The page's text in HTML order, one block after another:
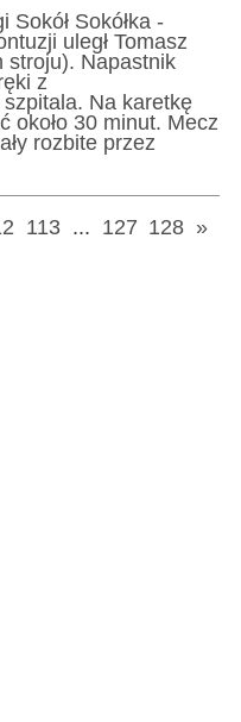
Sokółka -
uległ Tomasz
stroju). Napastnik
z
Na karetkę
około 30 minut. Mecz
rozbite przez
113 ... 127 128 »